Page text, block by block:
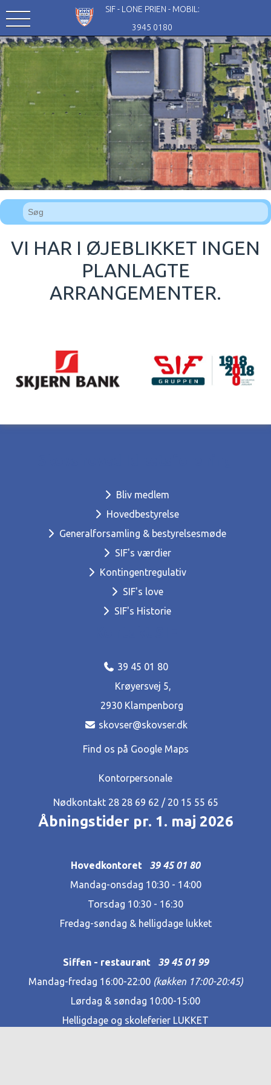
SIF - LONE PRIEN - MOBIL:
3945 0180
VI HAR I ØJEBLIKKET INGEN
PLANLAGTE
ARRANGEMENTER.
Bliv medlem
Hovedbestyrelse
Generalforsamling & bestyrelsesmøde
SIF's værdier
Kontingentregulativ
SIF's love
SIF's Historie
39 45 01 80
Krøyersvej 5,
2930 Klampenborg
skovser@skovser.dk
Find os på Google Maps
Kontorpersonale
Nødkontakt 28 28 69 62‬ / 20 15 55 65
Åbningstider pr. 1. maj 2026
Hovedkontoret 39 45 01 80
Mandag-onsdag 10:30 - 14:00
Torsdag 10:30 - 16:30
Fredag-søndag & helligdage lukket
Siffen - restaurant 39 45 01 99
Mandag-fredag 16:00-22:00 (køkken 17:00-20:45)
Lørdag & søndag 10:00-15:00
Helligdage og skoleferier LUKKET